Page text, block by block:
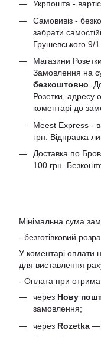
Укрпошта -
Самовивіз -
забрати
Грушевського 9/1
Магазини
Замовлення на
безкоштовно .
Розетки, адресу
коментарі до
Meest Express -
грн. Відправка
Доставка по
100 грн.
Мінімальна сума
- безготівковий
У коментарі оплати
для виставлення
- Оплата при
через Нову
замовлення;
через Rozetka —